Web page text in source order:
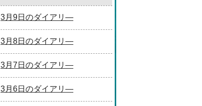
3月9日のダイアリ―
3月8日のダイアリ―
3月7日のダイアリ―
3月6日のダイアリ―